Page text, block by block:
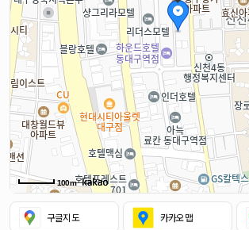
100m
구글지도 카카오맵